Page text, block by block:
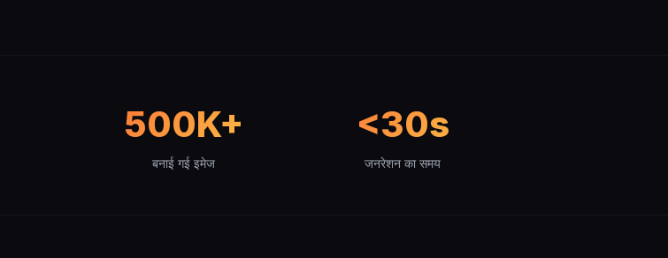
500K+
बनाई गई इमेज
<30s
जनरेशन का समय